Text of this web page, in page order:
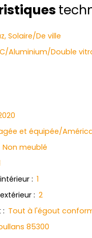
Solaire/De ville
Aluminium/Double
et équipée/
Non meublé
: 1
: 2
: Tout à l'égout
85300